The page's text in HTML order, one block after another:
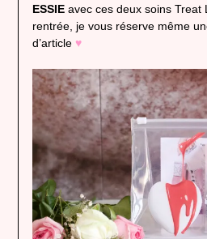
ESSIEavec ces deux soins Treat
rentrée, je vous réserve même
d’article ♥